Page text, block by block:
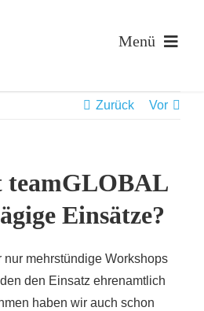
Menü
Zurück Vor
Einsätze?
nur mehrstündige Workshops
den Einsatz ehrenamtlich
haben wir auch schon